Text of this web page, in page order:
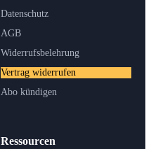
Ressourcen
Datenschutz
AGB
Widerrufsbelehrung
Vertrag widerrufen
Abo kündigen